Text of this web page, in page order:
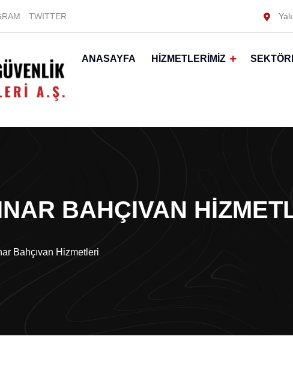
TWITTER
ANASAYFA HIZMETLERIMIZ
BAHÇIVAN
Bahçıvan Hizmetleri